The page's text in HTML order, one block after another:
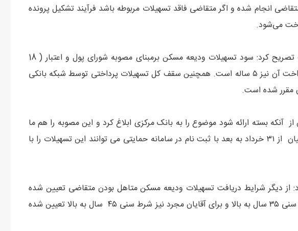
انجام شده و اگر متقاضی فاقد تسهیلات مربوطه باشد فرآیند تشکیل پرونده
می‌شود.
صحابی در خصوص سود این تسهیلات تصریح کرد: سود تسهیلات ودیعه مسکن برمبنای مصوبه شورای پول و اعتبار ( 18
درصد ) محاسبه می‌شود و مدت بازپرداخت آن نیز ۵ ساله است. همچنین سقف کل تسهیلات پرداختی توسط شبکه بانکی
آنکه بسته ارائه شود موضوع را به بانک مرکزی ابلاغ کرد و این مصوبه را هم ما
به بانک‌ها ابلاغ کرده بودیم و متقاضیان از ۳۱ خرداد به بعد با ثبت نام در سامانه حمایتی می توانند این تسهیلات را با
از دیگر شرایط دریافت تسهیلات ودیعه مسکن متاهل بودن متقاضی تعیین شده
است. همچنین برای بانوان مجرد شرط سنی ۳۵ سال به بالا و برای آقایان مجرد نیز شرط سنی ۴۵ سال به بالا تعیین شده